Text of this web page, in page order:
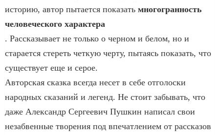
историю, автор пытается показать многогранность
человеческого характера
. Рассказывает не только о черном и белом, но и
старается стереть четкую черту, пытаясь показать, что
существует еще и серое.
Авторская сказка всегда несет в себе отголоски
народных сказаний и легенд. Не стоит забывать, что
даже Александр Сергеевич Пушкин написал свои
незабвенные творения под впечатлением от рассказов